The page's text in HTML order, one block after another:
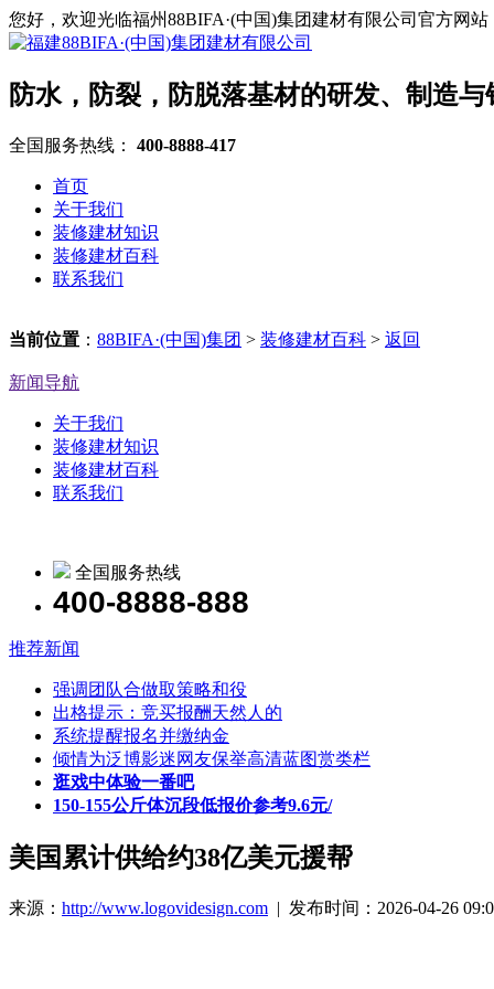
您好，欢迎光临福州88BIFA·(中国)集团建材有限公司官方网站
防水，防裂，防脱落基材的研发、制造与
全国服务热线： 400-8888-417
首页
关于我们
装修建材知识
装修建材百科
联系我们
当前位置 ： 88BIFA·(中国)集团 > 装修建材百科 > 返回
新闻导航
关于我们
装修建材知识
装修建材百科
联系我们
全国服务热线
400-8888-888
推荐新闻
强调团队合做取策略和役
出格提示：竞买报酬天然人的
系统提醒报名并缴纳金
倾情为泛博影迷网友保举高清蓝图赏类栏
逛戏中体验一番吧
150-155公斤体沉段低报价参考9.6元/
美国累计供给约38亿美元援帮
来源： http://www.logovidesign.com | 发布时间：2026-04-26